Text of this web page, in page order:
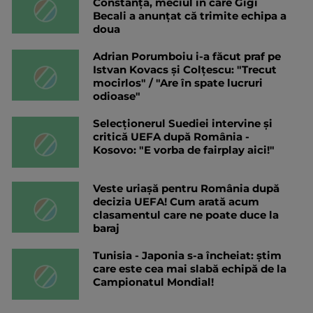
Becali a anunțat că trimite echipa a
doua
Adrian Porumboiu i-a făcut praf pe
Istvan Kovacs și Colțescu: "Trecut
mocirlos" / "Are în spate lucruri
odioase"
Selecționerul Suediei intervine și
critică UEFA după România -
Kosovo: "E vorba de fairplay aici!"
Veste uriașă pentru România după
decizia UEFA! Cum arată acum
clasamentul care ne poate duce la
baraj
Tunisia - Japonia s-a încheiat: știm
care este cea mai slabă echipă de la
Campionatul Mondial!